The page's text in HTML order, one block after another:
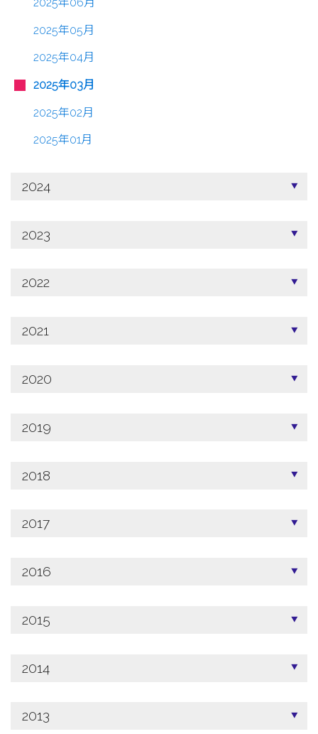
2025年05月
2025年04月
2025年03月
2025年02月
2025年01月
2024
2023
2022
2021
2020
2019
2018
2017
2016
2015
2014
2013